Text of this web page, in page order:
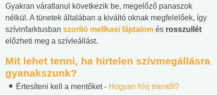
Gyakran váratlanul következik be, megelőző panaszok
nélkül. A tünetek általában a kiváltó oknak megfelelőek, így
szívinfarktusban szorító mellkasi fájdalom és rosszullét
előzheti meg a szívleállást.
Mit lehet tenni, ha hirtelen szívmegállásra
gyanakszunk?
Értesíteni kell a mentőket - Hogyan hívj mentőt?